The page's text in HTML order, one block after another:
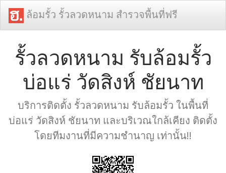
ล้อมรั้ว รั้วลวดหนาม สำรวจพื้นที่ฟรี
รั้วลวดหนาม รับล้อมรั้ว
บ่อแร่ วัดสิงห์ ชัยนาท
บริการติดตั้ง รั้วลวดหนาม รับล้อมรั้ว ในพื้นที่
บ่อแร่ วัดสิงห์ ชัยนาท และบริเวณใกล้เคียง ติดตั้ง
โดยทีมงานที่มีความชำนาญ เท่านั้น!!